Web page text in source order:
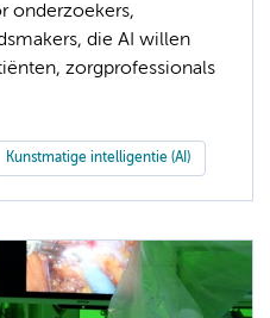
onderzoekers,
die AI willen
zorgprofessionals
Kunstmatige intelligentie (AI)